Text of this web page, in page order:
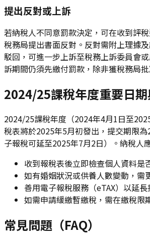
提出反對或上訴
若納稅人不同意罰款決定，可在收到評
稅務局提出書面反對。反對需附上理據
駁回，可進一步上訴至稅務上訴委員會
訴期間仍須先繳付罰款，除非獲稅務局批
2024/25課稅年度重要日
2024/25課稅年度（2024年4月1日至
稅表將於2025年5月初發出，提交期限
子報稅可延至2025年7月2日）。納稅人
收到報稅表後立即檢查個人資料是
如有婚姻狀況或供養人數變動，需
善用電子報稅服務（eTAX）以延
如需申請緩繳暫繳稅，需在繳稅限
常見問題（FAQ）